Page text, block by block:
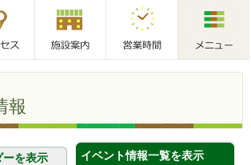
レ 施設案内 営業時間
報
ーを表示 イベント情報一覧を表示